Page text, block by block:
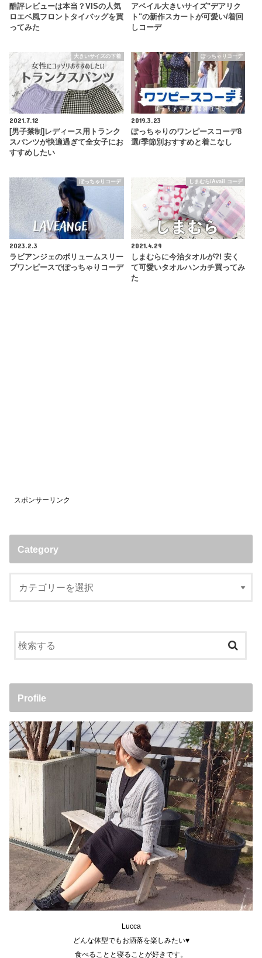
酷評レビューは本当？VISの人気
ロエベ風フロントタイバッグを買
ってみた
アベイル大きいサイズ"デアリク
ト"の新作スカートが可愛い/着回
しコーデ
大きいサイズの下着
2021.7.12
[男子禁制]レディース用トランク
スパンツが快適過ぎて全女子にお
すすめしたい
ぽっちゃりコーデ
2019.3.23
ぽっちゃりのワンピースコーデ8
選/季節別おすすめと着こなし
ぽっちゃりコーデ
2023.2.3
ラビアンジェのボリュームスリー
ブワンピースでぽっちゃりコーデ
しまむら/Avail コーデ
2021.4.29
しまむらに今治タオルが?! 安く
て可愛いタオルハンカチ買ってみ
た
スポンサーリンク
Category
Profile
Lucca
どんな体型でもお洒落を楽しみたい♥
食べることと寝ることが好きです。